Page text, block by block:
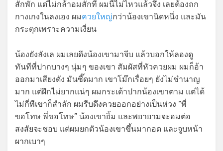
สักพัก แต่ไม่กล้าอมสักที ผมนี้ไม่ไหวแล้วจึง เลยต้องถก
กางเกงในลงเอง ผมควยใหญ่กว่าน้องเขานิดหนึ่ง และมัน
กระตุกเพราะความเงี่ยน
น้องยังลังเล ผมเลยดึงน้องเขามาจีบ แล้วบอกให้ลองดู
ทันทีที่ปากบางๆ นุ่มๆ ของเขา สัมผัสที่หัวควยผม ผมก็อ้า
ออกมาเสียงดัง มันซี๊ดมาก เขาโม๊กเรื่อยๆ ยังไม่ชำนาญ
มาก แต่ฝึกไม่ยากแน่ๆ ผมกระเด้าปากน้องเขาตาม แต่ได้
ไม่กี่ทีเขาก็สำลัก ผมรีบดึงควยออกอย่างเป็นห่วง “พี่
ขอโทษ พี่ขอโทษ” น้องเขายิ้ม และพยายามจะอมต่อ
สงสัยจะชอบ แต่ผมยกตัวน้องเขาขึ้นมากอด และจูบหน้า
ผากเบาๆ